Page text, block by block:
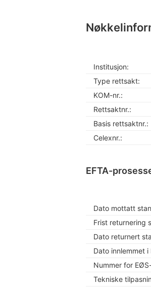
Institusjon:
Type rettsakt:
KOM-nr.:
Rettsaktnr.:
Basis rettsaktnr.:
Celexnr.:
EFTA-
Dato mottatt
Frist returnering
Dato returnert
Dato innlemmet
Nummer for
Tekniske